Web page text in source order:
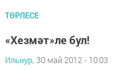
ТӨРЛЕСЕ
«Хезмәт»ле бул!
Ильнур, 30 май 2012 - 10:03